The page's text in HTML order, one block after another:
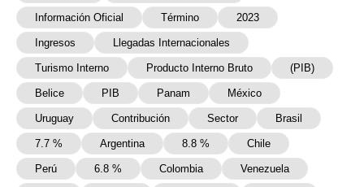
Información Oficial Término 2023
Ingresos Llegadas Internacionales
Turismo Interno Producto Interno Bruto (PIB)
Belice PIB Panam México
Uruguay Contribución Sector Brasil
7.7 % Argentina 8.8 % Chile
Perú 6.8 % Colombia Venezuela